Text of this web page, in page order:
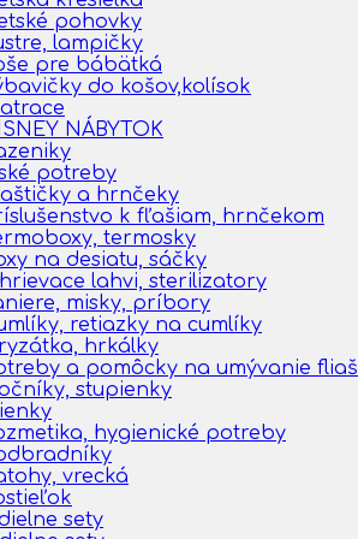
pohovky
lampičky
pre bábätká
do košov,kolísok
NÁBYTOK
potreby
a hrnčeky
k fľašiam, hrnčekom
termosky
na desiatu, sáčky
lahvi, sterilizatory
misky, príbory
retiazky na cumlíky
hrkálky
a pomôcky na umývanie fliaš
stupienky
hygienické potreby
vrecká
sety